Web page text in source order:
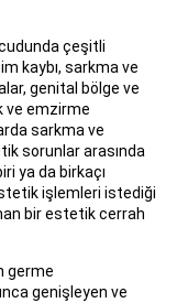
çeşitli
kaybı, sarkma ve
genital bölge ve
ve emzirme
sarkma ve
sorunlar arasında
ya da birkaçı
işlemleri istediği
bir estetik cerrah
germe
genişleyen ve